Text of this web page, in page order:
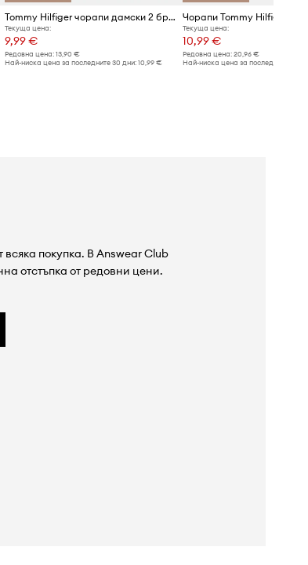
Tommy Hilfiger чорапи дамски 2 броя
Текуща цена:
9,99 €
Редовна цена:13,90 €
Най-ниска цена за последните 30 дни:10,99 €
Чорапи Tommy Hilfiger
Текуща цена:
10,99 €
Редовна цена: 20,96 €
Най-ниска цена за последните 30
покупка. В Answear Club
отстъпка от редовни цени.